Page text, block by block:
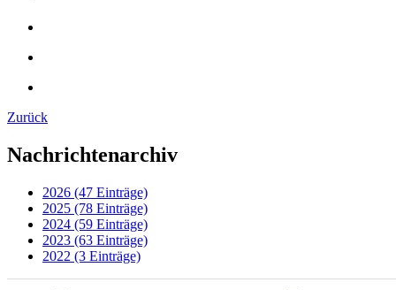
Zurück
Nachrichtenarchiv
2026 (47 Einträge)
2025 (78 Einträge)
2024 (59 Einträge)
2023 (63 Einträge)
2022 (3 Einträge)